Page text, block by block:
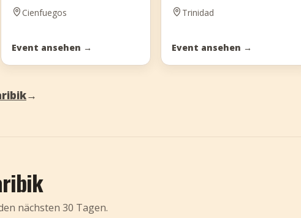
Cienfuegos
Event ansehen →
Trinidad
Event ansehen →
→
nächsten 30 Tagen.